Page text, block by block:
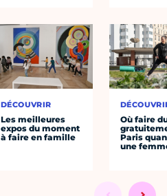
DÉCOUVRIR
Les meilleures
expos du moment
à faire en famille
Où faire
Paris
une